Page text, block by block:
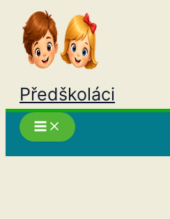
Přeskočit
obsah
Předškoláci